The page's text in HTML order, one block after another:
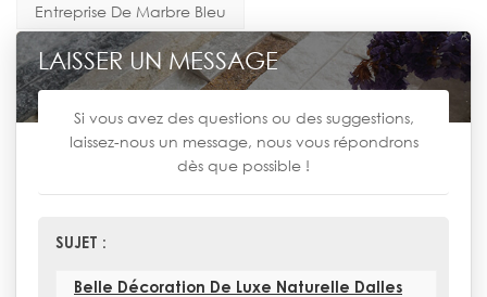
Entreprise De Marbre Bleu
LAISSER UN MESSAGE
Si vous avez des questions ou des suggestions,
laissez-nous un message, nous vous répondrons
dès que possible !
SUJET :
Belle Décoration De Luxe Naturelle Dalles